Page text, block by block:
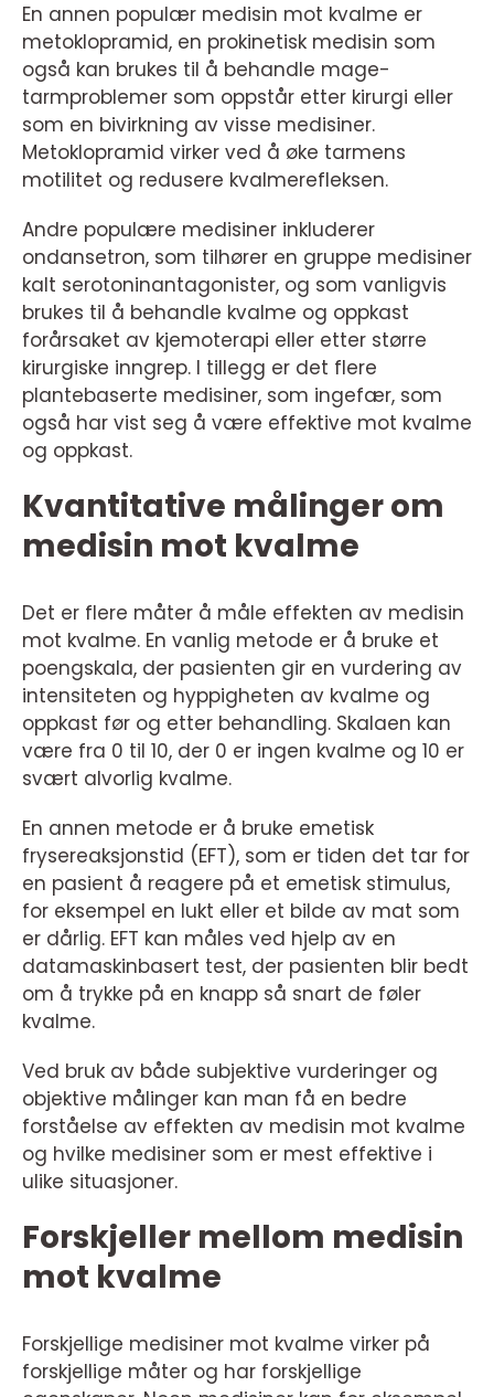
En annen populær medisin mot kvalme er
metoklopramid, en prokinetisk medisin som
også kan brukes til å behandle mage-
tarmproblemer som oppstår etter kirurgi eller
som en bivirkning av visse medisiner.
Metoklopramid virker ved å øke tarmens
motilitet og redusere kvalmerefleksen.
Andre populære medisiner inkluderer
ondansetron, som tilhører en gruppe medisiner
kalt serotoninantagonister, og som vanligvis
brukes til å behandle kvalme og oppkast
forårsaket av kjemoterapi eller etter større
kirurgiske inngrep. I tillegg er det flere
plantebaserte medisiner, som ingefær, som
også har vist seg å være effektive mot kvalme
og oppkast.
Kvantitative målinger om
medisin mot kvalme
Det er flere måter å måle effekten av medisin
mot kvalme. En vanlig metode er å bruke et
poengskala, der pasienten gir en vurdering av
intensiteten og hyppigheten av kvalme og
oppkast før og etter behandling. Skalaen kan
være fra 0 til 10, der 0 er ingen kvalme og 10 er
svært alvorlig kvalme.
En annen metode er å bruke emetisk
frysereaksjonstid (EFT), som er tiden det tar for
en pasient å reagere på et emetisk stimulus,
for eksempel en lukt eller et bilde av mat som
er dårlig. EFT kan måles ved hjelp av en
datamaskinbasert test, der pasienten blir bedt
om å trykke på en knapp så snart de føler
kvalme.
Ved bruk av både subjektive vurderinger og
objektive målinger kan man få en bedre
forståelse av effekten av medisin mot kvalme
og hvilke medisiner som er mest effektive i
ulike situasjoner.
Forskjeller mellom medisin
mot kvalme
Forskjellige medisiner mot kvalme virker på
forskjellige måter og har forskjellige